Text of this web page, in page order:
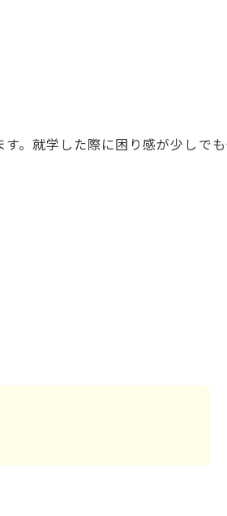
。就学した際に困り感が少しで